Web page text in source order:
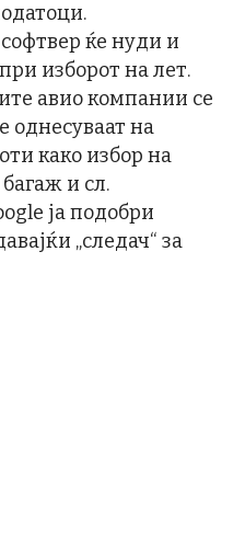
ќе нуди и
изборот на лет.
авио компании се
однесуваат на
како избор на
и сл.
ја подобри
„следач“ за